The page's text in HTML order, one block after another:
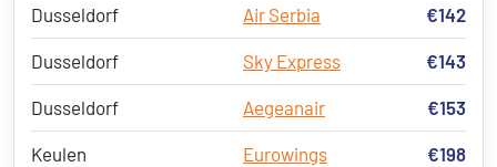
Dusseldorf Air Serbia €142
Dusseldorf Sky Express €143
Dusseldorf Aegeanair €153
Keulen Eurowings €198